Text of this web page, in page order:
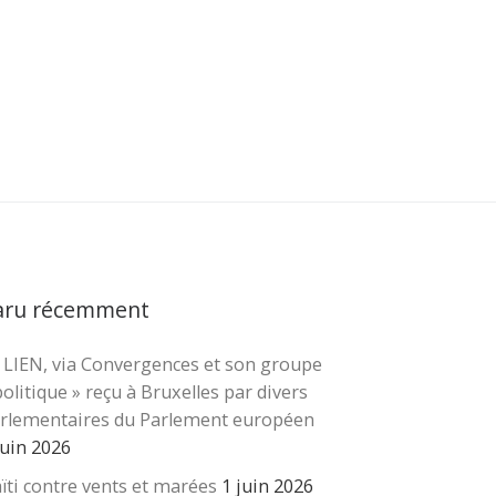
…
récemment
LIEN, via Convergences et son groupe
» reçu à Bruxelles par divers
du Parlement européen
2026
contre vents et marées 1 juin 2026